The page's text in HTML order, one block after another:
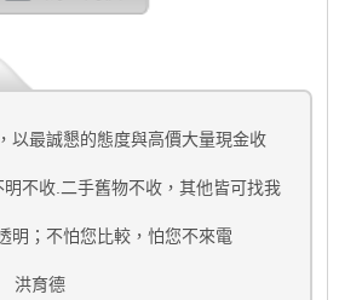
以最誠懇的態度與高價大量現金收
不收.二手舊物不收，其他皆可找我
明；不怕您比較，怕您不來電
洪育德